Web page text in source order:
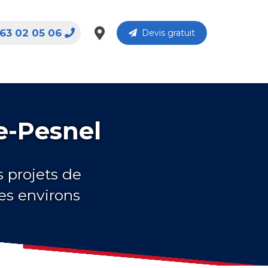
Devis gratuit
02 05 06
Pesnel
projets de
environs